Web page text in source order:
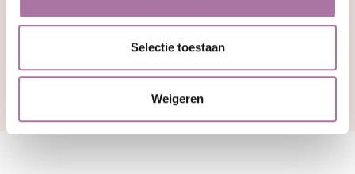
Selectie toestaan
Weigeren
Bekijk overzicht